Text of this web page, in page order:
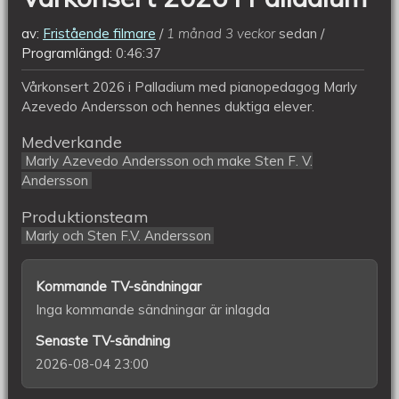
av: Fristående filmare 1 månad 3 veckorsedan
Programlängd: 0:46:37
Vårkonsert 2026 i Palladium med pianopedagog Marly
Azevedo Andersson och hennes duktiga elever.
Medverkande
Marly Azevedo Andersson och make Sten F. V.
Andersson
Produktionsteam
Marly och Sten F.V. Andersson
Kommande TV-sändningar
Inga kommande sändningar är inlagda
Senaste TV-sändning
2026-08-04 23:00